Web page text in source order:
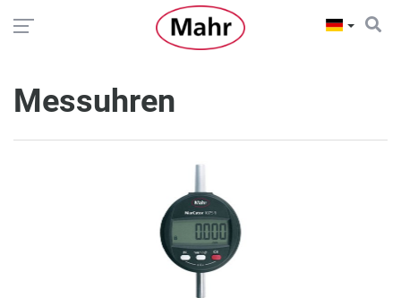
Messuhren